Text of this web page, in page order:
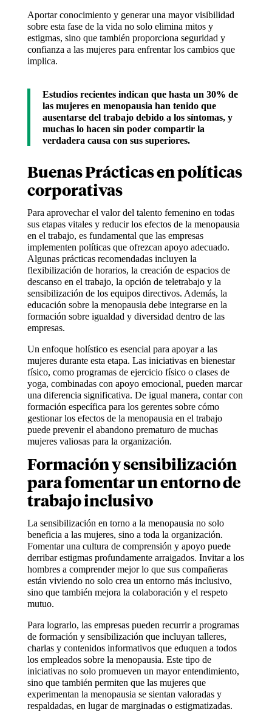
Aportar conocimiento y generar una mayor visibilidad
sobre esta fase de la vida no solo elimina mitos y
estigmas, sino que también proporciona seguridad y
confianza a las mujeres para enfrentar los cambios que
implica.
Estudios recientes indican que hasta un 30% de
las mujeres en menopausia han tenido que
ausentarse del trabajo debido a los síntomas, y
muchas lo hacen sin poder compartir la
verdadera causa con sus superiores.
Buenas Prácticas en políticas
corporativas
Para aprovechar el valor del talento femenino en todas
sus etapas vitales y reducir los efectos de la menopausia
en el trabajo, es fundamental que las empresas
implementen políticas que ofrezcan apoyo adecuado.
Algunas prácticas recomendadas incluyen la
flexibilización de horarios, la creación de espacios de
descanso en el trabajo, la opción de teletrabajo y la
sensibilización de los equipos directivos. Además, la
educación sobre la menopausia debe integrarse en la
formación sobre igualdad y diversidad dentro de las
empresas.
Un enfoque holístico es esencial para apoyar a las
mujeres durante esta etapa. Las iniciativas en bienestar
físico, como programas de ejercicio físico o clases de
yoga, combinadas con apoyo emocional, pueden marcar
una diferencia significativa. De igual manera, contar con
formación específica para los gerentes sobre cómo
gestionar los efectos de la menopausia en el trabajo
puede prevenir el abandono prematuro de muchas
mujeres valiosas para la organización.
Formación y sensibilización
para fomentar un entorno de
trabajo inclusivo
La sensibilización en torno a la menopausia no solo
beneficia a las mujeres, sino a toda la organización.
Fomentar una cultura de comprensión y apoyo puede
derribar estigmas profundamente arraigados. Invitar a los
hombres a comprender mejor lo que sus compañeras
están viviendo no solo crea un entorno más inclusivo,
sino que también mejora la colaboración y el respeto
mutuo.
Para lograrlo, las empresas pueden recurrir a programas
de formación y sensibilización que incluyan talleres,
charlas y contenidos informativos que eduquen a todos
los empleados sobre la menopausia. Este tipo de
iniciativas no solo promueven un mayor entendimiento,
sino que también permiten que las mujeres que
experimentan la menopausia se sientan valoradas y
respaldadas, en lugar de marginadas o estigmatizadas.